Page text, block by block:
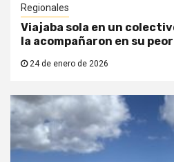
Regionales
Viajaba sola en un
la acompañaron en su
24 de enero de 2026